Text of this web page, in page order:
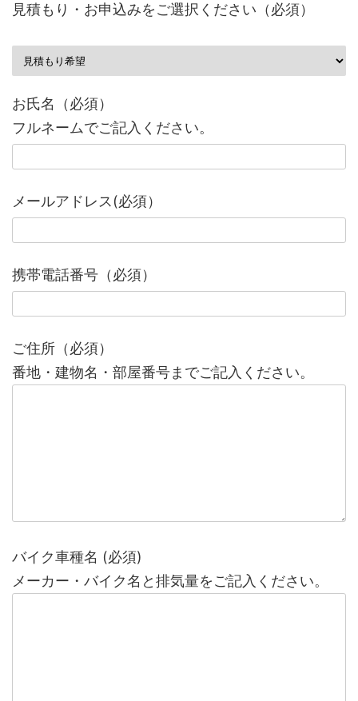
見積もり・お申込みをご選択ください（必須）
お氏名（必須）
フルネームでご記入ください。
メールアドレス(必須）
携帯電話番号（必須）
ご住所（必須）
番地・建物名・部屋番号までご記入ください。
バイク車種名 (必須)
メーカー・バイク名と排気量をご記入ください。